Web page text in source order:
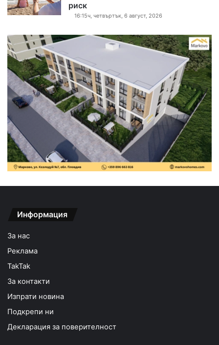
риск
16:15ч, четвъртък, 6 август, 2026
Информация
За нас
Реклама
TakTak
За контакти
Изпрати новина
Подкрепи ни
Декларация за поверителност